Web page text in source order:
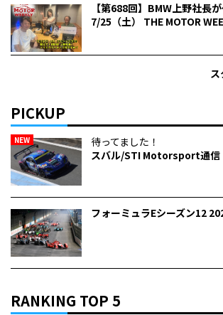
【第688回】BMW上野社長
7/25（土） THE MOTOR
PICKUP
NEW
待ってました！
スバル/STI Motorsport通信
フォーミュラEシーズン12
RANKING TOP 5